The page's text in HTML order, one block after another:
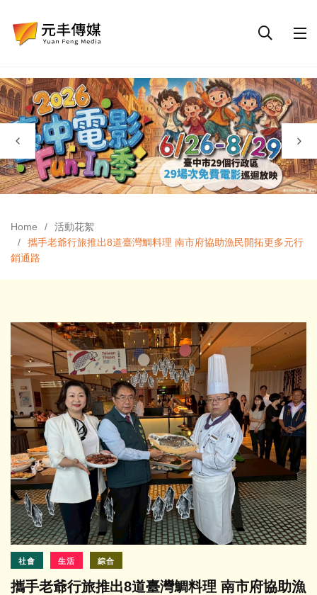
Home
活動花絮
攜手老爺行旅推出8道臺灣鯛料理 南市府協助漁民開拓更多元行
銷通路
社會 生活 綜合
攜手老爺行旅推出8道臺灣鯛料理 南市府協助漁